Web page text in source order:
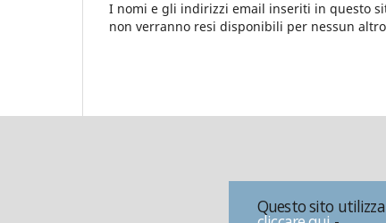
Questo sito
I nomi e gli indirizzi email inseriti in questo
non verranno resi disponibili per nessun